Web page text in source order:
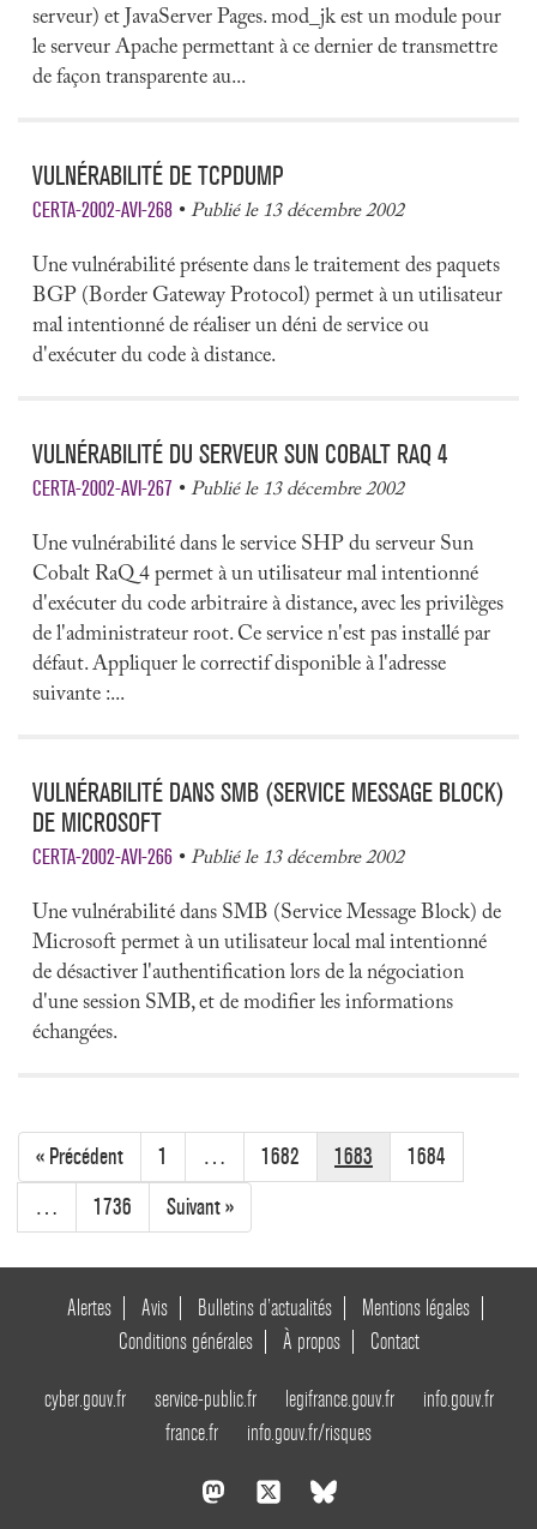
serveur) et JavaServer Pages. mod_jk est un module pour
le serveur Apache permettant à ce dernier de transmettre
de façon transparente au...
VULNÉRABILITÉ DE TCPDUMP
CERTA-2002-AVI-268 Publié le 13 décembre 2002
Une vulnérabilité présente dans le traitement des paquets
BGP (Border Gateway Protocol) permet à un utilisateur
mal intentionné de réaliser un déni de service ou
d'exécuter du code à distance.
VULNÉRABILITÉ DU SERVEUR SUN COBALT RAQ 4
CERTA-2002-AVI-267 Publié le 13 décembre 2002
Une vulnérabilité dans le service SHP du serveur Sun
Cobalt RaQ 4 permet à un utilisateur mal intentionné
d'exécuter du code arbitraire à distance, avec les privilèges
de l'administrateur root. Ce service n'est pas installé par
défaut. Appliquer le correctif disponible à l'adresse
suivante :...
VULNÉRABILITÉ DANS SMB (SERVICE MESSAGE BLOCK)
DE MICROSOFT
CERTA-2002-AVI-266 Publié le 13 décembre 2002
Une vulnérabilité dans SMB (Service Message Block) de
Microsoft permet à un utilisateur local mal intentionné
de désactiver l'authentification lors de la négociation
d'une session SMB, et de modifier les informations
échangées.
« Précédent 1 … 1682 1683
1684
…
1736 Suivant »
Alertes Avis Bulletins d’actualités
Mentions légales
Conditions générales
À propos Contact
cyber.gouv.fr service-public.fr legifrance.gouv.fr
info.gouv.fr
france.fr
info.gouv.fr/risques